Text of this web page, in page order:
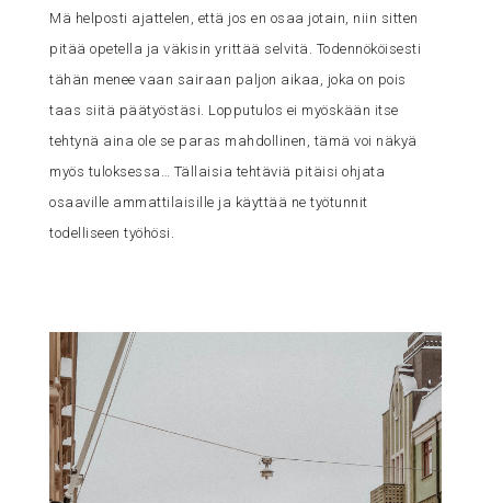
Mä helposti ajattelen, että jos en osaa jotain, niin sitten
pitää opetella ja väkisin yrittää selvitä. Todennököisesti
tähän menee vaan sairaan paljon aikaa, joka on pois
taas siitä päätyöstäsi. Lopputulos ei myöskään itse
tehtynä aina ole se paras mahdollinen, tämä voi näkyä
myös tuloksessa… Tällaisia tehtäviä pitäisi ohjata
osaaville ammattilaisille ja käyttää ne työtunnit
todelliseen työhösi.